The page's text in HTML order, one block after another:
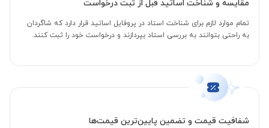
مقایسه و شناخت اساتید قبل از ثبت درخواست
تمام موارد لازم برای شناخت استاد در پروفایل اساتید قرار دارد که شاگردان
به راحتی بتوانند به بررسی استاد بپردازند و درخواست خود را ثبت کنند.
شفافیت قیمت و تضمین پایین‌ترین قیمت‌ها